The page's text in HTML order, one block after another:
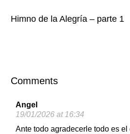
Himno de la Alegría – parte 1
Comments
Angel
19/01/2026 at 16:34
Ante todo agradecerle todo es el